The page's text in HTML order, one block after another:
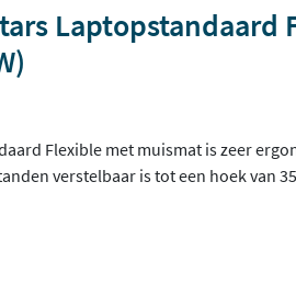
Laptopstandaard
Flexible met muismat is zeer
verstelbaar is tot een hoek van